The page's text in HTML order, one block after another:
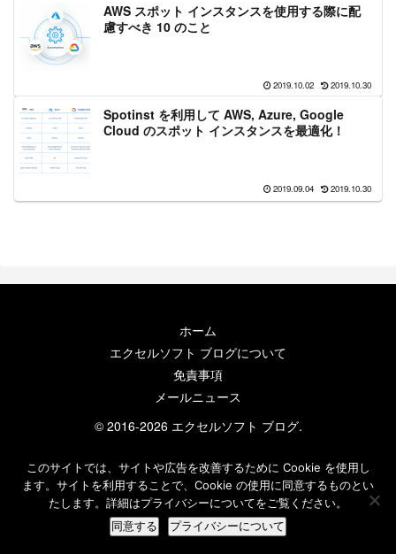
AWS スポット インスタンスを使用する際に配
慮すべき 10 のこと
2019.10.02 2019.10.30
Spotinst を利用して AWS, Azure, Google
Cloud のスポット インスタンスを最適化！
2019.09.04 2019.10.30
ホーム
エクセルソフト ブログについて
免責事項
メールニュース
© 2016-2026 エクセルソフト ブログ.
このサイトでは、サイトや広告を改善するために Cookie を使用し
ます。サイトを利用することで、Cookie の使用に同意するものとい
たします。詳細はプライバシーについてをご覧ください。
同意する プライバシーについて